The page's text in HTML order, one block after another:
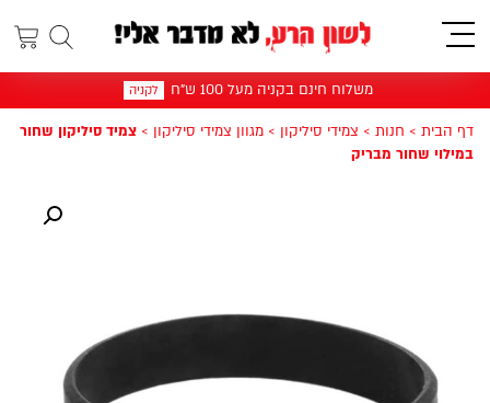
תפריט
משלוח חינם בקניה מעל 100 ש"ח לקניה
דף הבית > חנות > צמידי סיליקון > מגוון צמידי סיליקון > צמיד סיליקון שחור
במילוי שחור מבריק